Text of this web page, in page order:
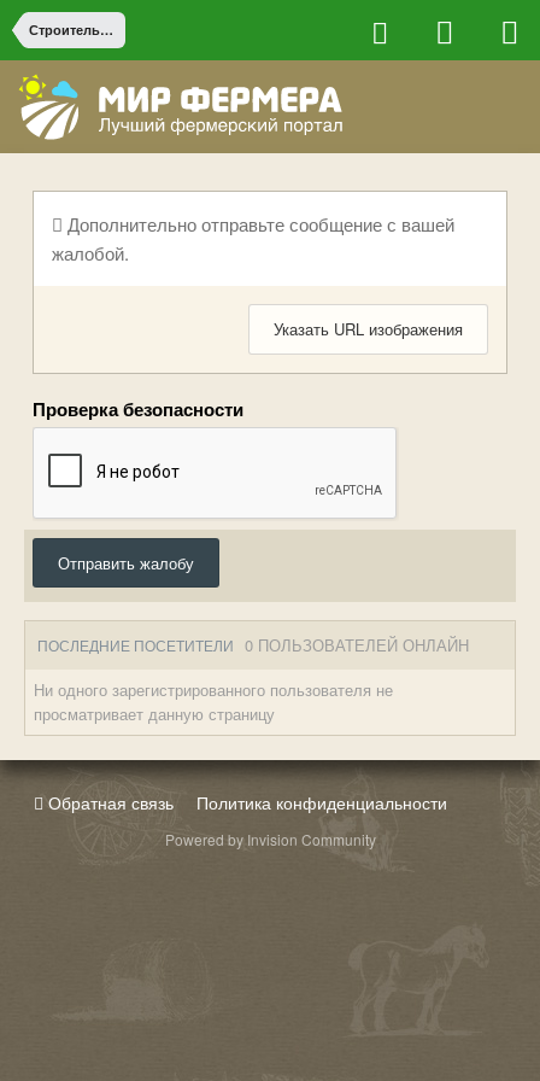
Строительство на ферме
Дополнительно отправьте сообщение с вашей
жалобой.
Указать URL изображения
Проверка безопасности
Отправить жалобу
ПОСЛЕДНИЕ ПОСЕТИТЕЛИ 0 ПОЛЬЗОВАТЕЛЕЙ ОНЛАЙН
Ни одного зарегистрированного пользователя не
просматривает данную страницу
Обратная связь Политика конфиденциальности
Powered by Invision Community